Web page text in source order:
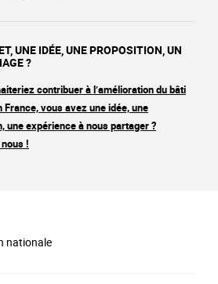
UNE IDÉE, UNE PROPOSITION, UN
?
contribuer à l’amélioration du bâti
France, vous avez une idée, une
une expérience à nous partager ?
!
nationale